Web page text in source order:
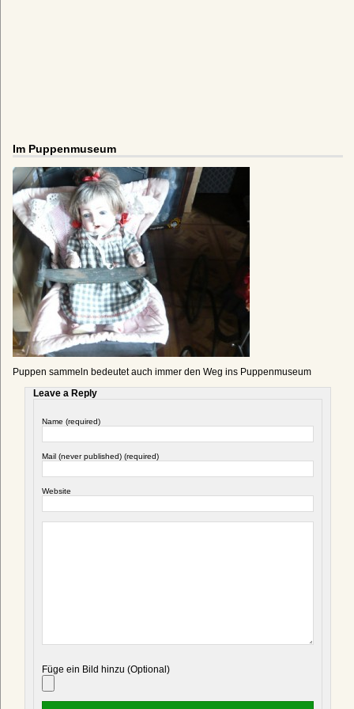
Im Puppenmuseum
Puppen sammeln bedeutet auch immer den Weg ins Puppenmuseum
Leave a Reply
Name (required)
Mail (never published) (required)
Website
Füge ein Bild hinzu (Optional)